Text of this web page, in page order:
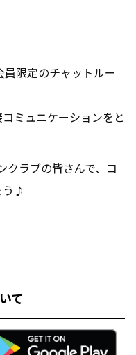
員限定のチャットルー
ミュニケーションをと
クラブの皆さんで、コ
う♪
て